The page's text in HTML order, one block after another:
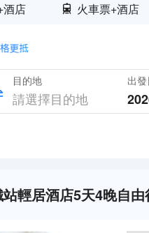
酒店 火車票+酒店
目的地 出
輕居酒店5天4晚自